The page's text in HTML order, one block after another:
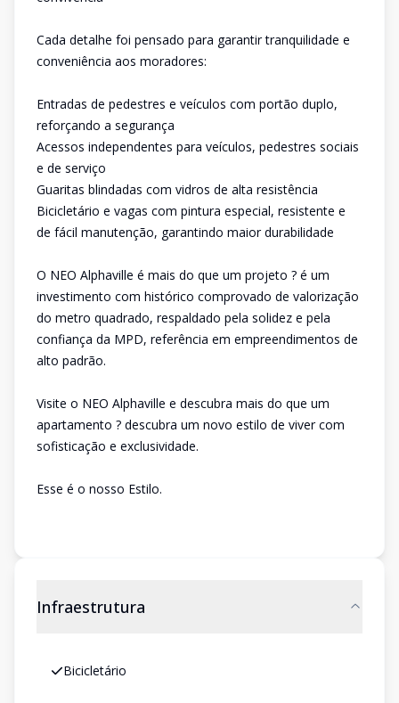
Cada detalhe foi pensado para garantir tranquilidade e
conveniência aos moradores:
Entradas de pedestres e veículos com portão duplo,
reforçando a segurança
Acessos independentes para veículos, pedestres sociais
e de serviço
Guaritas blindadas com vidros de alta resistência
Bicicletário e vagas com pintura especial, resistente e
de fácil manutenção, garantindo maior durabilidade
O NEO Alphaville é mais do que um projeto ? é um
investimento com histórico comprovado de valorização
do metro quadrado, respaldado pela solidez e pela
confiança da MPD, referência em empreendimentos de
alto padrão.
Visite o NEO Alphaville e descubra mais do que um
apartamento ? descubra um novo estilo de viver com
sofisticação e exclusividade.
Esse é o nosso Estilo.
Infraestrutura
Bicicletário